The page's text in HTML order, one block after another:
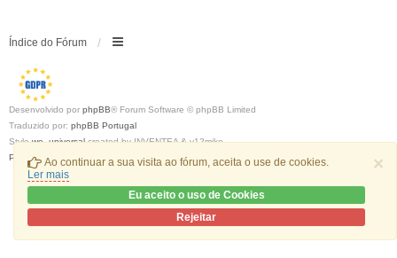
×
Ao continuar a sua visita ao fórum, aceita o use de cookies.
Ler mais
Eu aceito o uso de Cookies
Rejeitar
Índice do Fórum
Desenvolvido por phpBB® Forum Software © phpBB Limited
Traduzido por: phpBB Portugal
Stylewe_universalcreated by INVENTEA & v12mike
Privacidade
Termos